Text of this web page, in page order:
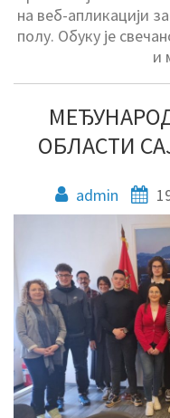
на веб-апликацији
полу. Обуку је
и
ОБЛАСТИ
admin